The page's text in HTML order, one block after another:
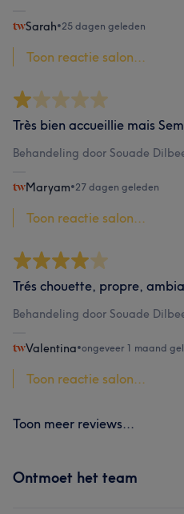
Sarah•25 dagen geleden
Toon reactie salon...
Très bien accueillie mais
Behandeling door Souade
Maryam•27 dagen geleden
Toon reactie salon...
Trés chouette, propre,
Behandeling door Souade
Valentina•ongeveer 1 maand
Toon reactie salon...
Toon meer reviews...
Ontmoet het team